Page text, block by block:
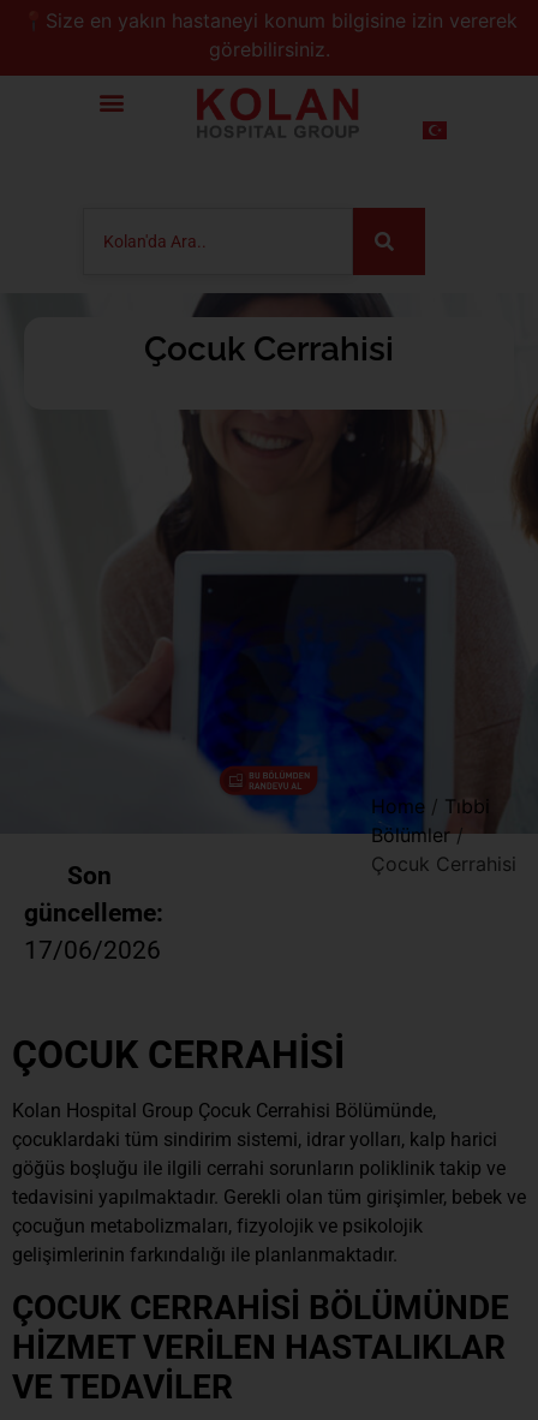
📍Size en yakın hastaneyi konum bilgisine izin vererek
görebilirsiniz.
Çocuk Cerrahisi
Home / Tıbbi
Bölümler/
Çocuk Cerrahisi
Son
güncelleme:
17/06/2026
ÇOCUK CERRAHİSİ
Kolan Hospital Group Çocuk Cerrahisi Bölümünde,
çocuklardaki tüm sindirim sistemi, idrar yolları, kalp harici
göğüs boşluğu ile ilgili cerrahi sorunların poliklinik takip ve
tedavisini yapılmaktadır. Gerekli olan tüm girişimler, bebek ve
çocuğun metabolizmaları, fizyolojik ve psikolojik
gelişimlerinin farkındalığı ile planlanmaktadır.
ÇOCUK CERRAHİSİ BÖLÜMÜNDE
HİZMET VERİLEN HASTALIKLAR
VE TEDAVİLER